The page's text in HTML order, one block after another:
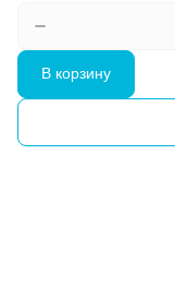
В корзину